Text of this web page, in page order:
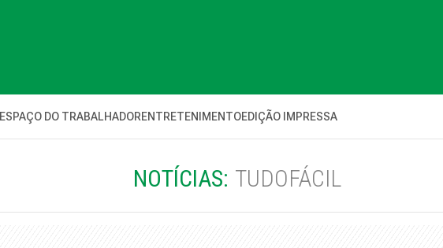
ESPAÇO DO TRABALHADORENTRETENIMENTOEDIÇÃO IMPRESSA
NOTÍCIAS: TUDOFÁCIL